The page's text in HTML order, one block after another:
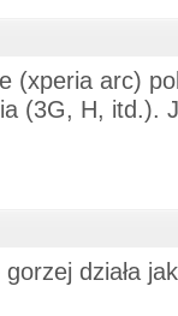
(xperia arc)
(3G, H, itd.).
działa